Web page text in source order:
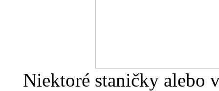
Niektoré staničky alebo